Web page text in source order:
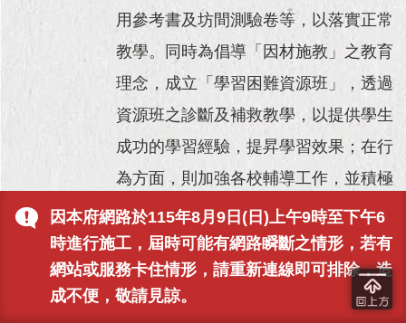
因本府網路於115年8月9日(日)上午9時至下午6
時進行施工，屆時可能有網路瞬斷之情形，若有
網站或服務卡住情形，請重新連線即可排除，造
成不便，敬請見諒。
用參考書及坊間測驗卷等，以落實正常
教學。同時為倡導「因材施教」之教育
理念，成立「學習困難資源班」，透過
資源班之診斷及補救教學，以提供學生
成功的學習經驗，提昇學習效果；在行
為方面，則加強各校輔導工作，並積極
執行「春暉」、「璞玉」、「朝陽」等
專案，防治青少年犯罪與對未升學未就
業之青少年輔導追蹤。改進命題與評量
方式，考試以課本為出題範圍，力求適